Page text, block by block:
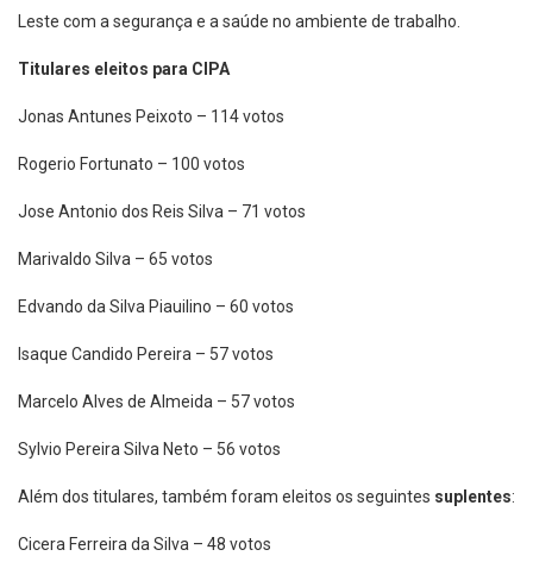
Leste com a segurança e a saúde no ambiente de trabalho.
Titulares eleitos para CIPA
Jonas Antunes Peixoto – 114 votos
Rogerio Fortunato – 100 votos
Jose Antonio dos Reis Silva – 71 votos
Marivaldo Silva – 65 votos
Edvando da Silva Piauilino – 60 votos
Isaque Candido Pereira – 57 votos
Marcelo Alves de Almeida – 57 votos
Sylvio Pereira Silva Neto – 56 votos
Além dos titulares, também foram eleitos os seguintes suplentes:
Cicera Ferreira da Silva – 48 votos